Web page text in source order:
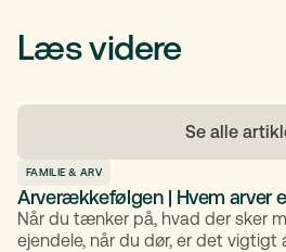
Læs videre
Se alle
FAMILIE & ARV
Arverækkefølgen | Hvem arver
Når du tænker på, hvad der sker
ejendele, når du dør, er det